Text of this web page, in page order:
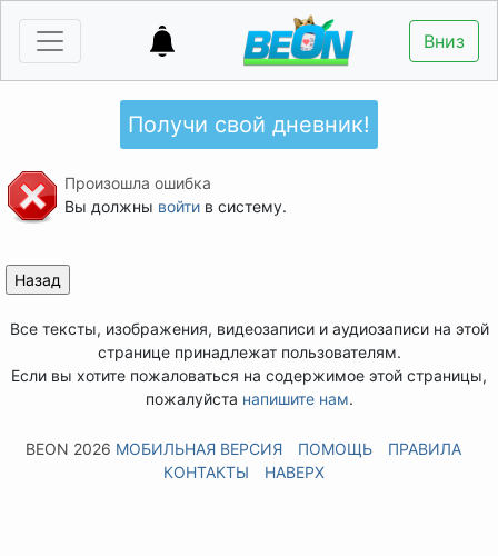
Вниз
Получи свой дневник!
Произошла ошибка
Вы должны войтив систему.
Все тексты, изображения, видеозаписи и аудиозаписи на этой
странице принадлежат пользователям.
Если вы хотите пожаловаться на содержимое этой страницы,
пожалуйста напишите нам.
BEON 2026 МОБИЛЬНАЯ ВЕРСИЯ ПОМОЩЬ
ПРАВИЛА
КОНТАКТЫ
НАВЕРХ